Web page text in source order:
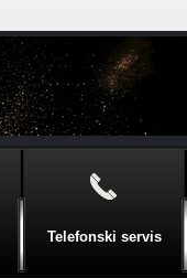
Telefonski servis